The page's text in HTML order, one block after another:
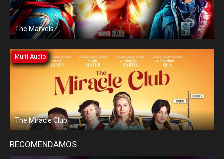
The Marvels
Multi Audio
The Miracle Club
RECOMENDAMOS